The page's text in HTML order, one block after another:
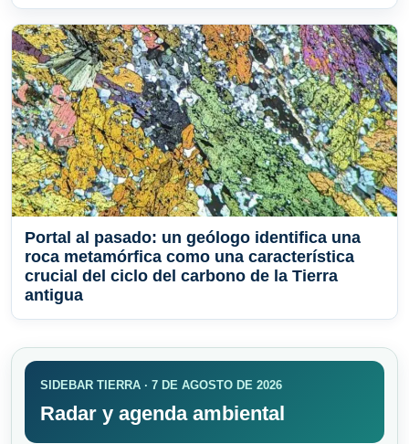
Portal al pasado: un geólogo identifica una
roca metamórfica como una característica
crucial del ciclo del carbono de la Tierra
antigua
SIDEBAR TIERRA · 7 DE AGOSTO DE 2026
Radar y agenda ambiental